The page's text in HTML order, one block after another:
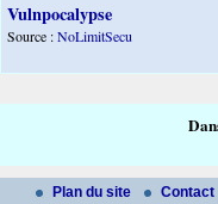
Vulnpocalypse
Source :NoLimitSecu
Plan du site Contact